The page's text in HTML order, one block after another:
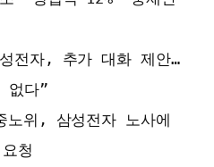
전자, 추가 대화 제안…
없다”
노위, 삼성전자 노사에
청